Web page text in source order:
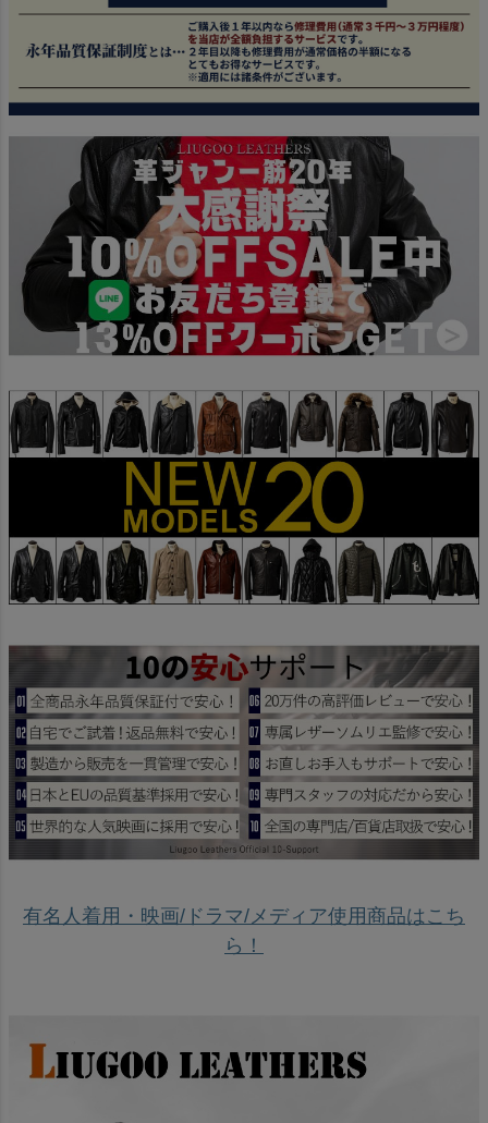
有名人着用・映画/ドラマ/メディア使用商品はこち
ら！